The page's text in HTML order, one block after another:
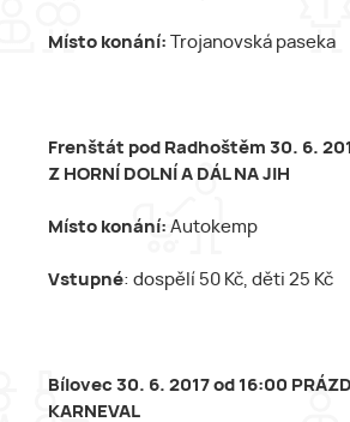
Místo konání: Trojanovská paseka
Frenštát pod Radhoštěm 30. 6.
Z HORNÍ DOLNÍ A DÁL NA JIH
Místo konání: Autokemp
Vstupné: dospělí 50 Kč, děti 25 Kč
Bílovec 30. 6. 2017 od 16:00
KARNEVAL